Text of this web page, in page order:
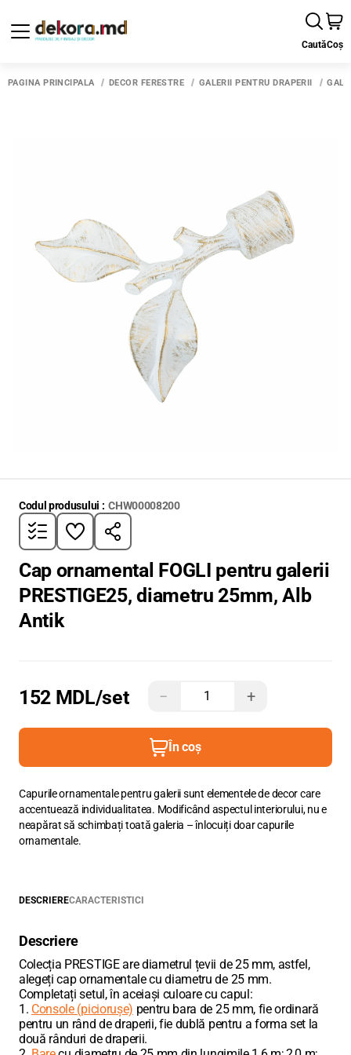
CautăCoș
PAGINA PRINCIPALĂ DECOR FERESTRE GALERII PENTRU DRAPERII
Codul produsului : CHW00008200
Cap ornamental FOGLI pentru galerii
PRESTIGE25, diametru 25mm, Alb
Antik
152 MDL/set − +
În coș
Capurile ornamentale pentru galerii sunt elementele de decor care
accentuează individualitatea. Modificând aspectul interiorului, nu e
neapărat să schimbați toată galeria – înlocuiți doar capurile
ornamentale.
DESCRIERECARACTERISTICI
Descriere
Colecția PRESTIGE are diametrul țevii de 25 mm, astfel,
alegeți cap ornamentale cu diametru de 25 mm.
Completați setul, în aceiași culoare cu capul:
1. Console (piciorușe) pentru bara de 25 mm, fie ordinară
pentru un rând de draperii, fie dublă pentru a forma set la
două rânduri de draperii.